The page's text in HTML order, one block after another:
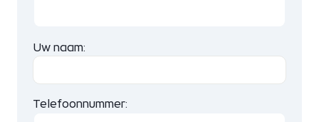
Uw naam:
Telefoonnummer: